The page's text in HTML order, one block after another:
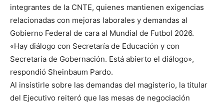
integrantes de la CNTE, quienes mantienen exigencias
relacionadas con mejoras laborales y demandas al
Gobierno Federal de cara al Mundial de Futbol 2026.
«Hay diálogo con Secretaría de Educación y con
Secretaría de Gobernación. Está abierto el diálogo»,
respondió Sheinbaum Pardo.
Al insistirle sobre las demandas del magisterio, la titular
del Ejecutivo reiteró que las mesas de negociación